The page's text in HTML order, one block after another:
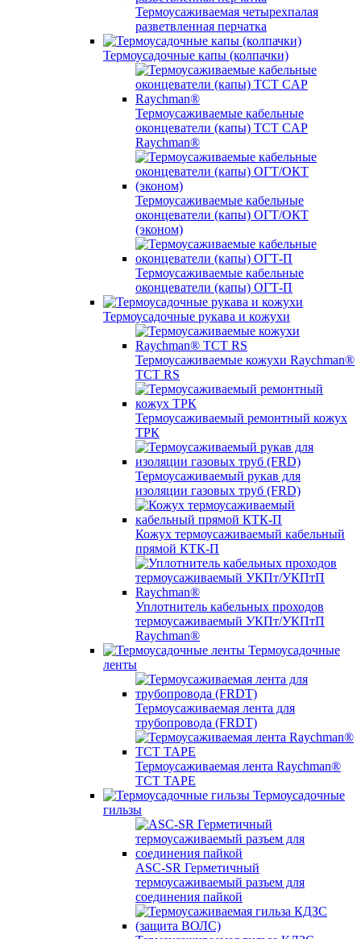
Термоусаживаемая четырехпалая
разветвленная перчатка
Термоусадочные капы (колпачки)
Термоусаживаемые кабельные
оконцеватели (капы) ТCT CAP
Raychman®
Термоусаживаемые кабельные
оконцеватели (капы) ОГТ/ОКТ
(эконом)
Термоусаживаемые кабельные
оконцеватели (капы) ОГТ-П
Термоусадочные рукава и кожухи
Термоусаживаемые кожухи Raychman®
TCT RS
Термоусаживаемый ремонтный кожух
ТРК
Термоусаживаемый рукав для
изоляции газовых труб (FRD)
Кожух термоусаживаемый кабельный
прямой КТК-П
Уплотнитель кабельных проходов
термоусаживаемый УКПт/УКПтП
Raychman®
Термоусадочные
ленты
Термоусаживаемая лента для
трубопровода (FRDT)
Термоусаживаемая лента Raychman®
TCT TAPE
Термоусадочные
гильзы
ASC‐SR Герметичный
термоусаживаемый разъем для
соединения пайкой